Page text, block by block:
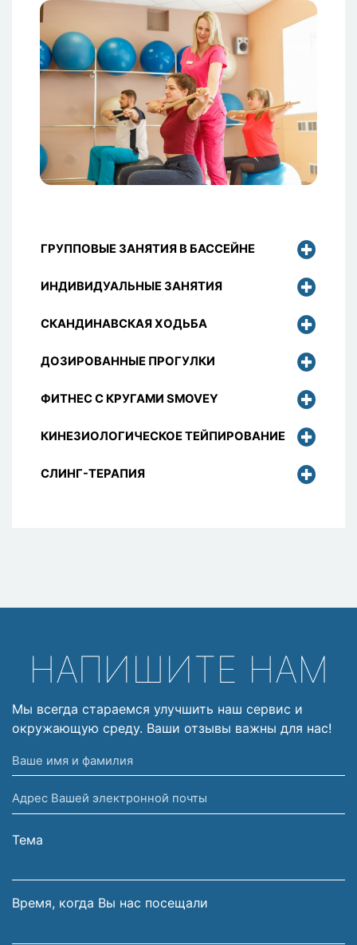
Изображение
ГРУППОВЫЕ ЗАНЯТИЯ В БАССЕЙНЕ
ИНДИВИДУАЛЬНЫЕ ЗАНЯТИЯ
СКАНДИНАВСКАЯ ХОДЬБА
ДОЗИРОВАННЫЕ ПРОГУЛКИ
ФИТНЕС С КРУГАМИ SMOVEY
КИНЕЗИОЛОГИЧЕСКОЕ ТЕЙПИРОВАНИЕ
СЛИНГ-ТЕРАПИЯ
НАПИШИТЕ НАМ
Мы всегда стараемся улучшить наш сервис и
окружающую среду. Ваши отзывы важны для нас!
Ваше
имя
и
фамилия
Адрес
Вашей
электронной
Тема
Время, когда Вы нас посещали